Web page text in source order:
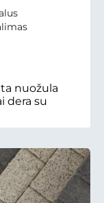
nuožula
dera su